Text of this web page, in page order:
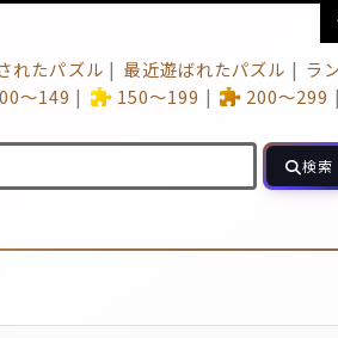
検索
れたパズル 最近遊ばれたパズル ラ
～149 150～199 200～299